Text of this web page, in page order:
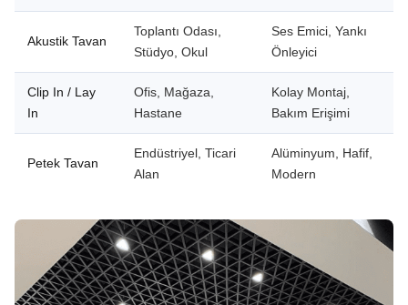
Akustik Tavan
Toplantı Odası,
Stüdyo, Okul
Ses Emici, Yankı
Önleyici
Clip In / Lay
In
Ofis, Mağaza,
Hastane
Kolay Montaj,
Bakım Erişimi
Petek Tavan
Endüstriyel, Ticari
Alan
Alüminyum, Hafif,
Modern